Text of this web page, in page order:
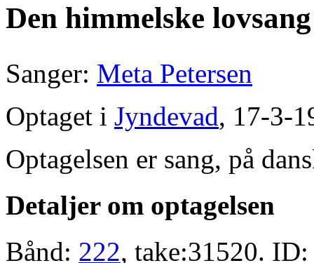
Den himmelske
Sanger: Meta Petersen
Optaget i Jyndevad, 17-3-
Optagelsen er sang, på
Detaljer om optagelsen
Bånd: 222, take:31520.